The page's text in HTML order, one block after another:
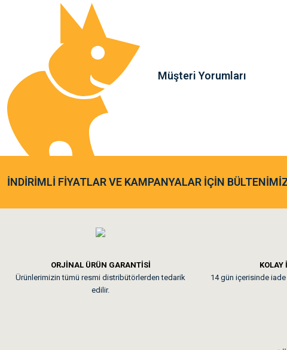
Ürün bilgilerinde hatalar bulunuyor.
Ürün fiyatı diğer sitelerden daha pahalı.
Bu ürüne benzer farklı alternatifler olmalı.
Müşteri Yorumları
As**** Tu******
Tavşanım kafesinin kalitesine
Kedilerim beğeniyorlar.
İNDİRİMLİ FİYATLAR VE KAMPANYALAR İÇİN
ORJİNAL ÜRÜN GARANTİSİ
Ürünlerimizin tümü resmi distribütörlerden tedarik
edilir.
KOLAY
14 gün içerisinde